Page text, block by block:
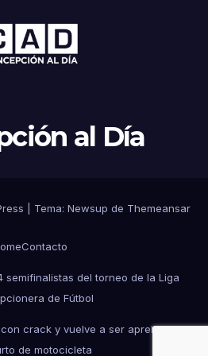
al Día
Tema: Newsup de Themeansar
Contacto
semifinalistas del torneo de la Liga
de Fútbol
crack y vuelve a ser aprehendido
de motocicleta